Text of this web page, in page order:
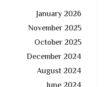
January 2026
November 2025
October 2025
December 2024
August 2024